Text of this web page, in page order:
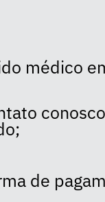
médico
de